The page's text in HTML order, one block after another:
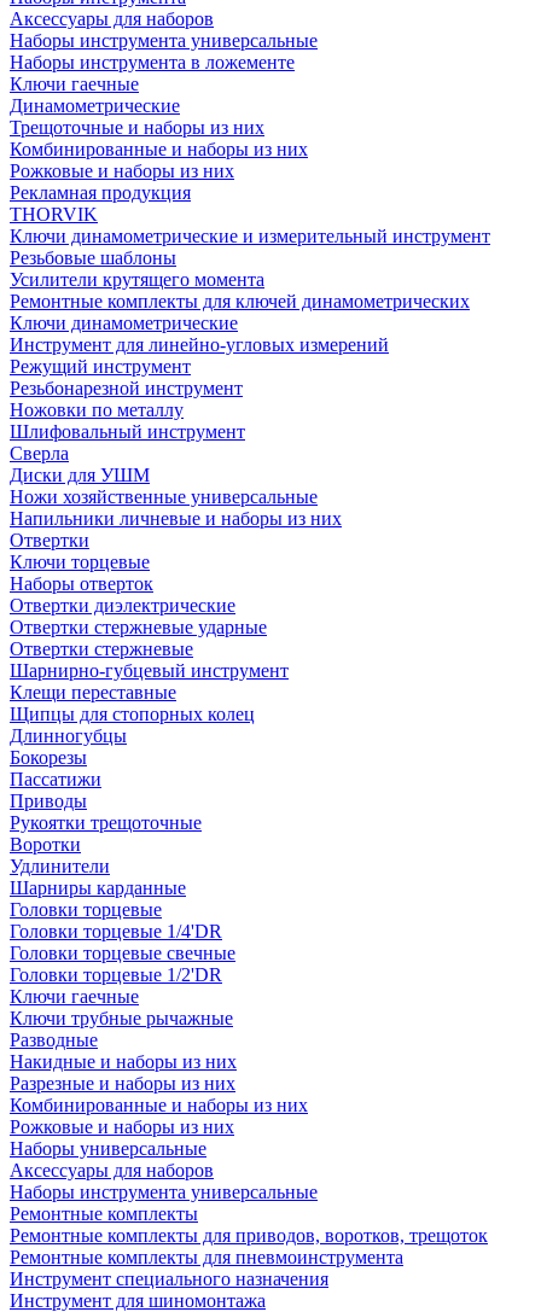
Аксессуары для наборов
Наборы инструмента универсальные
Наборы инструмента в ложементе
Ключи гаечные
Динамометрические
Трещоточные и наборы из них
Комбинированные и наборы из них
Рожковые и наборы из них
Рекламная продукция
THORVIK
Ключи динамометрические и измерительный инструмент
Резьбовые шаблоны
Усилители крутящего момента
Ремонтные комплекты для ключей динамометрических
Ключи динамометрические
Инструмент для линейно-угловых измерений
Режущий инструмент
Резьбонарезной инструмент
Ножовки по металлу
Шлифовальный инструмент
Сверла
Диски для УШМ
Ножи хозяйственные универсальные
Напильники личневые и наборы из них
Отвертки
Ключи торцевые
Наборы отверток
Отвертки диэлектрические
Отвертки стержневые ударные
Отвертки стержневые
Шарнирно-губцевый инструмент
Клещи переставные
Щипцы для стопорных колец
Длинногубцы
Бокорезы
Пассатижи
Приводы
Рукоятки трещоточные
Воротки
Удлинители
Шарниры карданные
Головки торцевые
Головки торцевые 1/4'DR
Головки торцевые свечные
Головки торцевые 1/2'DR
Ключи гаечные
Ключи трубные рычажные
Разводные
Накидные и наборы из них
Разрезные и наборы из них
Комбинированные и наборы из них
Рожковые и наборы из них
Наборы универсальные
Аксессуары для наборов
Наборы инструмента универсальные
Ремонтные комплекты
Ремонтные комплекты для приводов, воротков, трещоток
Ремонтные комплекты для пневмоинструмента
Инструмент специального назначения
Инструмент для шиномонтажа